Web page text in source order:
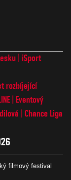
iSport
rozbíjející
Eventový
Chance Liga
filmový festival